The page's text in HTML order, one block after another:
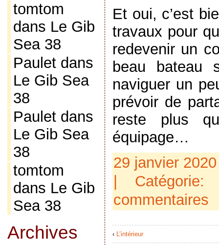
tomtom
dans Le Gib
Sea 38
Pauletdans
Le Gib Sea
38
Pauletdans
Le Gib Sea
38
tomtom
dans Le Gib
Sea 38
Archives
Et oui, c’est
travaux pour
redevenir un
beau bateau
naviguer un
prévoir de
reste plus
équipage…
29 janvier
|
commentaires
‹ L’intérieur